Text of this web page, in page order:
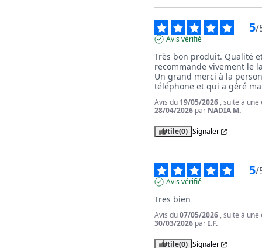
5/
Avis vérifié
Très bon produit. Qualité
recommande vivement le
Un grand merci à la
téléphone et qui a géré
Avis du 19/05/2026 , suite à
28/04/2026 par NADIA M.
Utile(0) Signaler
5/
Avis vérifié
Tres bien
Avis du07/05/2026 , suite à
30/03/2026 parI.F.
Utile(0) Signaler